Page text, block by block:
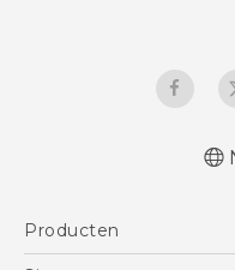
Nederlands -
Producten